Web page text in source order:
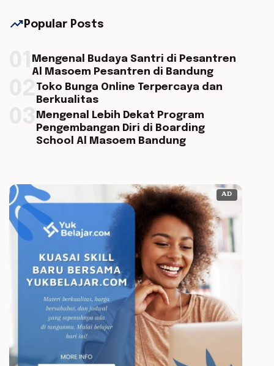
trending_up Popular Posts
Mengenal Budaya Santri di Pesantren
Al Masoem Pesantren di Bandung
Toko Bunga Online Terpercaya dan
Berkualitas
Mengenal Lebih Dekat Program
Pengembangan Diri di Boarding
School Al Masoem Bandung
AD